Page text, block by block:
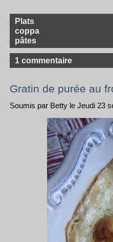
Plats
coppa
pâtes
1 commentaire
Gratin de purée au
Soumis par Betty le Jeudi 23